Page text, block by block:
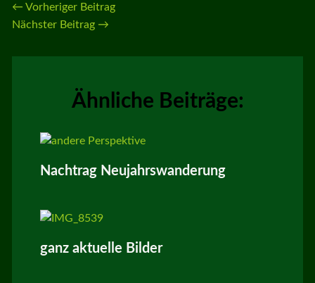
← Vorheriger Beitrag
Nächster Beitrag →
Ähnliche Beiträge:
Nachtrag Neujahrswanderung
ganz aktuelle Bilder